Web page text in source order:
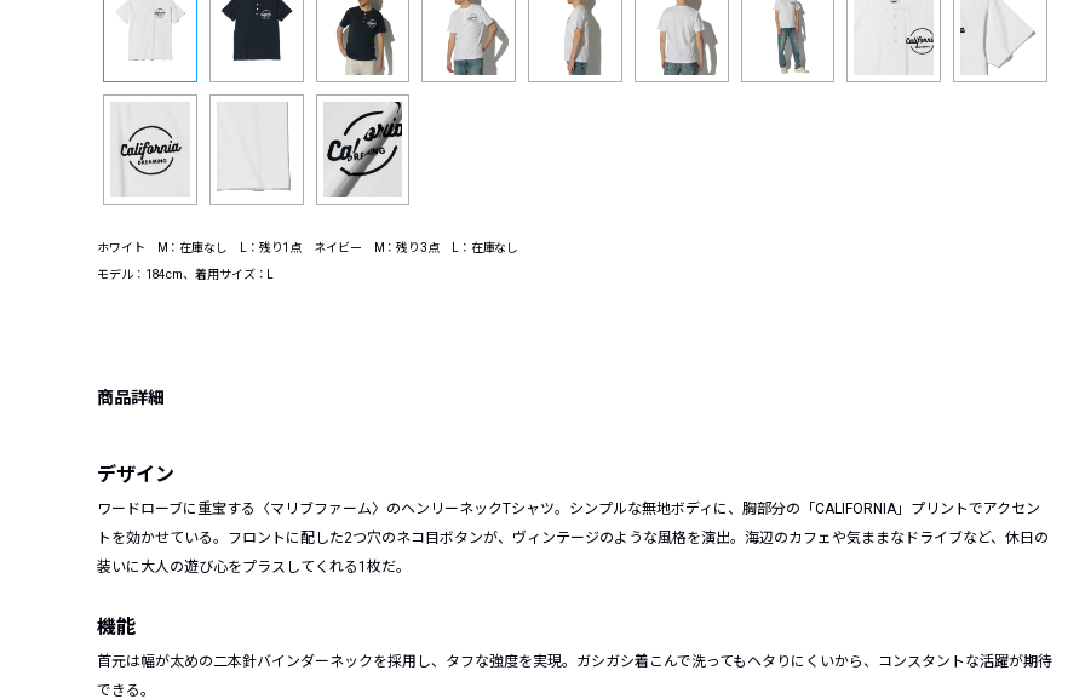
ホワイト M：在庫なし L：残り1点 ネイビー M：残り3点 L：在庫なし
モデル：184cm、着用サイズ：L
商品詳細
デザイン
ワードローブに重宝する〈マリブファーム〉のヘンリーネックTシャツ。シンプルな無地ボディに、胸部分の「CALIFORNIA」プリントでアクセン
トを効かせている。フロントに配した2つ穴のネコ目ボタンが、ヴィンテージのような風格を演出。海辺のカフェや気ままなドライブなど、休日の
装いに大人の遊び心をプラスしてくれる1枚だ。
機能
首元は幅が太めの二本針バインダーネックを採用し、タフな強度を実現。ガシガシ着こんで洗ってもヘタりにくいから、コンスタントな活躍が期待
できる。